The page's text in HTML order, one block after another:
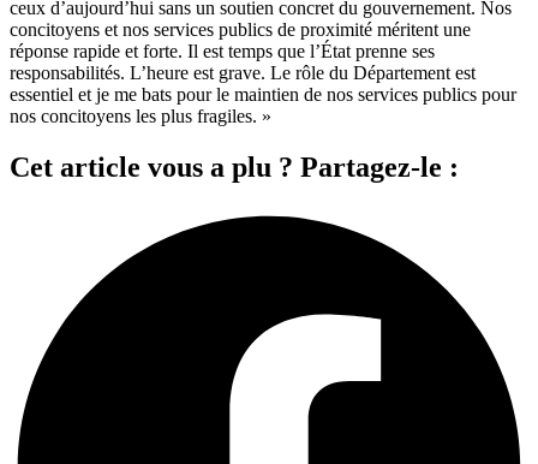
ceux d’aujourd’hui sans un soutien concret du gouvernement. Nos
concitoyens et nos services publics de proximité méritent une
réponse rapide et forte. Il est temps que l’État prenne ses
responsabilités. L’heure est grave. Le rôle du Département est
essentiel et je me bats pour le maintien de nos services publics pour
nos concitoyens les plus fragiles. »
Cet article vous a plu ? Partagez-le :